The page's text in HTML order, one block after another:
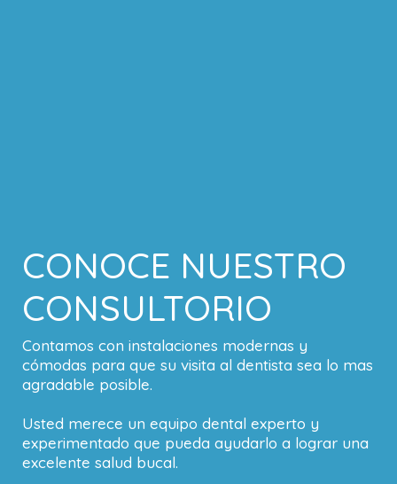
CONOCE NUESTRO
CONSULTORIO
Contamos con instalaciones modernas y
cómodas para que su visita al dentista sea lo mas
agradable posible.
Usted merece un equipo dental experto y
experimentado que pueda ayudarlo a lograr una
excelente salud bucal.